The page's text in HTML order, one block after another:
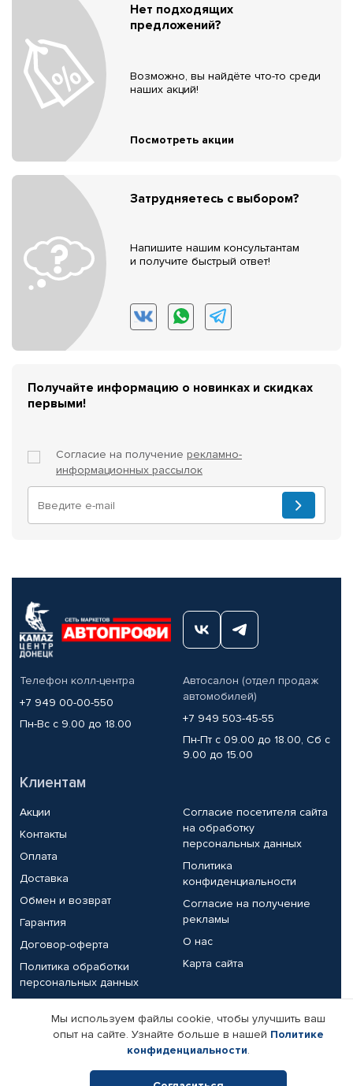
Нет подходящих
предложений?
Возможно, вы найдёте что-то среди
наших акций!
Посмотреть акции
Затрудняетесь с выбором?
Напишите нашим консультантам
и получите быстрый ответ!
Получайте информацию о новинках и скидках
первыми!
Согласие на получение рекламно-
информационных рассылок
Телефон колл-центра
+7 949 00-00-550
Пн-Вс с 9.00 до 18.00
Автосалон (отдел продаж
автомобилей)
+7 949 503-45-55
Пн-Пт с 09.00 до 18.00, Сб с
9.00 до 15.00
Клиентам
Акции
Контакты
Оплата
Доставка
Обмен и возврат
Гарантия
Договор-оферта
Политика обработки
персональных данных
Согласие посетителя сайта
на обработку
персональных данных
Политика
конфиденциальности
Согласие на получение
рекламы
О нас
Карта сайта
Партнерам
Корпоративным клиентам
Поставщикам
Реквизиты компании
Мы используем файлы cookie, чтобы улучшить ваш
опыт на сайте. Узнайте больше в нашей Политике
конфиденциальности.